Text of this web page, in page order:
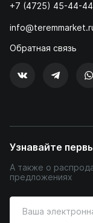
+7 (4725) 45-44-44
Обратная связь
Узнавайте
А также о
предложениях
ваш